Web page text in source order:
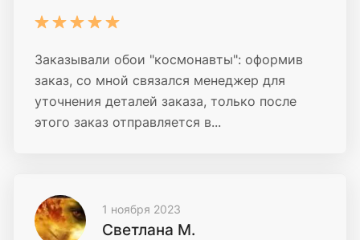
Заказывали обои "космонавты": оформив
заказ, со мной связался менеджер для
уточнения деталей заказа, только после
этого заказ отправляется в...
1 ноября 2023
Светлана М.